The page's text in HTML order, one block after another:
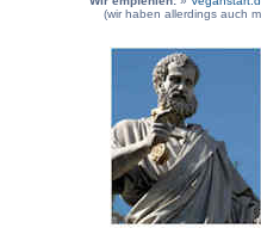
(wir haben allerdings auch